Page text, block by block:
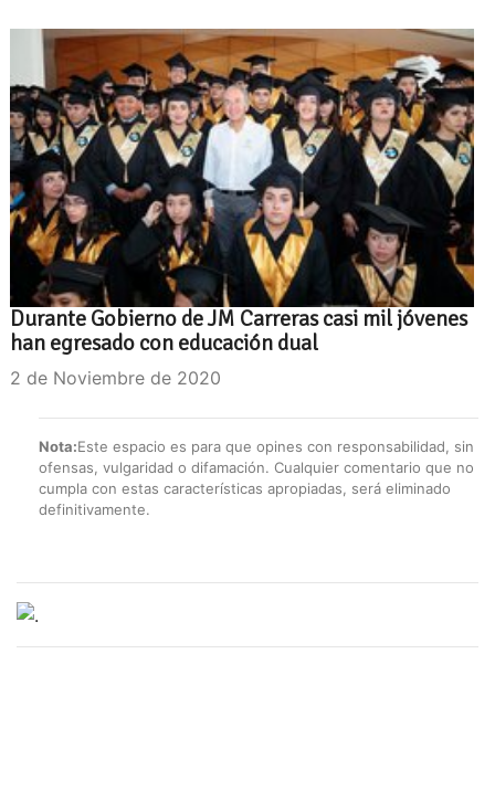
Durante Gobierno de JM Carreras casi mil jóvenes
han egresado con educación dual
2 de Noviembre de 2020
Nota:Este espacio es para que opines con responsabilidad, sin
ofensas, vulgaridad o difamación. Cualquier comentario que no
cumpla con estas características apropiadas, será eliminado
definitivamente.